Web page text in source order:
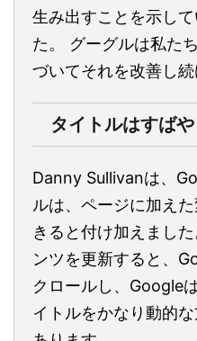
生み出すことを示し
た。 グーグルは私た
づいてそれを改善し続
タイトルはすば
Danny Sullivanは、
ルは、ページに加え
きると付け加えまし
ンツを更新すると、
クロールし、Google
イトルをかなり動的